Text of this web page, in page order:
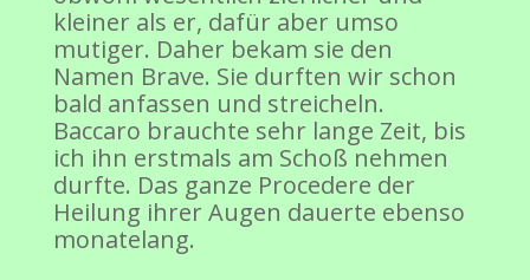
kleiner als er, dafür aber umso
mutiger. Daher bekam sie den
Namen Brave. Sie durften wir schon
bald anfassen und streicheln.
Baccaro brauchte sehr lange Zeit, bis
ich ihn erstmals am Schoß nehmen
durfte. Das ganze Procedere der
Heilung ihrer Augen dauerte ebenso
monatelang.